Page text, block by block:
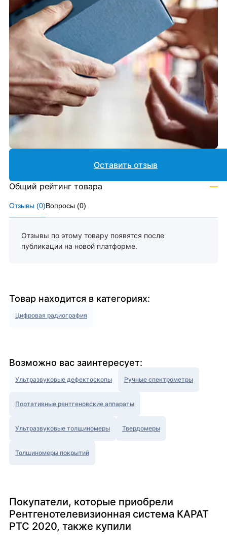
Отзывы (0)Вопросы (0)
Отзывы по этому товару появятся после
публикации на новой платформе.
Оставить отзыв
Общий рейтинг товара —
Товар находится в категориях:
Цифровая радиография
Возможно вас заинтересует:
Ультразвуковые дефектоскопы Ручные спектрометры
Портативные рентгеновские аппараты
Ультразвуковые толщиномеры Твердомеры
Толщиномеры покрытий
Покупатели, которые приобрели
Рентгенотелевизионная система КАРАТ
РТС 2020, также купили